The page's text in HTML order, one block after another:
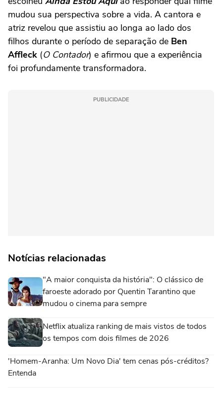
mudou sua perspectiva sobre a vida. A cantora e
atriz revelou que assistiu ao longa ao lado dos
filhos durante o período de separação de Ben
Affleck (O Contador) e afirmou que a experiência
foi profundamente transformadora.
PUBLICIDADE
Notícias relacionadas
"A maior conquista da história": O clássico de
faroeste adorado por Quentin Tarantino que
mudou o cinema para sempre
Netflix atualiza ranking de mais vistos de todos
os tempos com dois filmes de 2026
'Homem-Aranha: Um Novo Dia' tem cenas pós-créditos?
Entenda